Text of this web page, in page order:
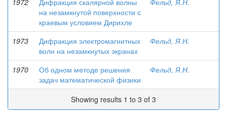
1972
Дифракция скалярной волны
на незамкнутой поверхности с
краевым условием Дирихле
Фельд, Я.Н.
1973
Дифракция электромагнитных
волн на незамкнутых экранах
Фельд, Я.Н.
1970
Об одном методе решения
задач математической физики
Фельд, Я.Н.
Showing results 1 to 3 of 3